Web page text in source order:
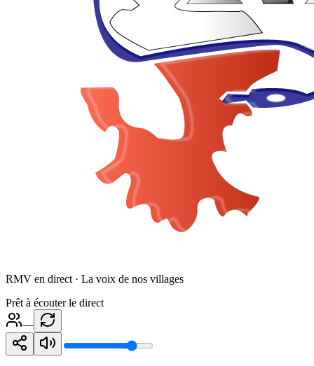
RMV en direct · La voix de nos villages
Prêt à écouter le direct
—